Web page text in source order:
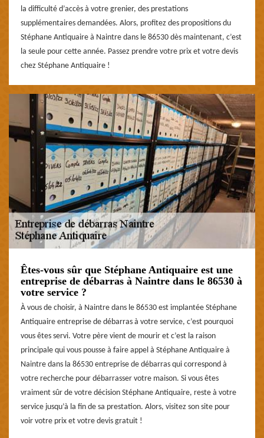
la difficulté d’accès à votre grenier, des prestations
supplémentaires demandées. Alors, profitez des propositions du
Stéphane Antiquaire à Naintre dans le 86530 dès maintenant, c’est
la seule pour cette année. Passez prendre votre prix et votre devis
chez Stéphane Antiquaire !
Êtes-vous sûr que Stéphane Antiquaire est une
entreprise de débarras à Naintre dans le 86530 à
votre service ?
À vous de choisir, à Naintre dans le 86530 est implantée Stéphane
Antiquaire entreprise de débarras à votre service, c’est pourquoi
vous êtes servi. Votre père vient de mourir et c’est la raison
principale qui vous pousse à faire appel à Stéphane Antiquaire à
Naintre dans la 86530 entreprise de débarras qui correspond à
votre recherche pour débarrasser votre maison. Si vous êtes
vraiment sûr de votre décision Stéphane Antiquaire, reste à votre
service jusqu’à la fin de sa prestation. Alors, visitez son site pour
voir votre prix et votre devis gratuit !